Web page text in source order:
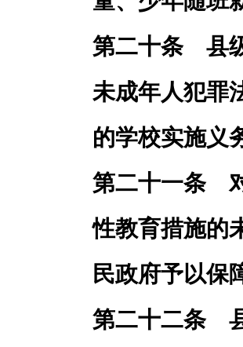
第二十条 县
未成年人犯罪
的学校实施义
第二十一条
性教育措施的
民政府予以保
第二十二条